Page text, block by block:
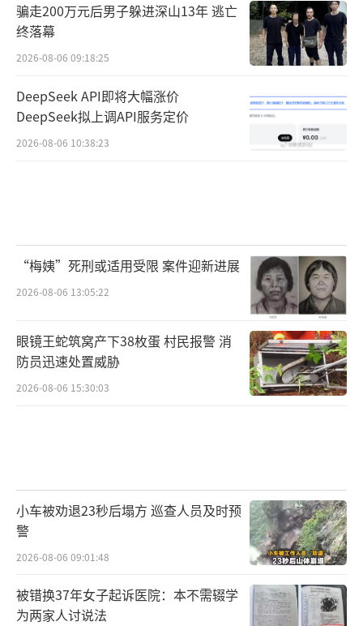
骗走200万元后男子躲进深山13年 逃亡
终落幕
2026-08-06 09:18:25
DeepSeek API即将大幅涨价
DeepSeek拟上调API服务定价
2026-08-06 10:38:23
“梅姨”死刑或适用受限 案件迎新进展
2026-08-06 13:05:22
眼镜王蛇筑窝产下38枚蛋 村民报警 消
防员迅速处置威胁
2026-08-06 15:30:03
小车被劝退23秒后塌方 巡查人员及时预
警
2026-08-06 09:01:48
被错换37年女子起诉医院：本不需辍学
为两家人讨说法